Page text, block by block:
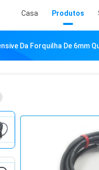
Casa Produtos
Da Forquilha De 6mm